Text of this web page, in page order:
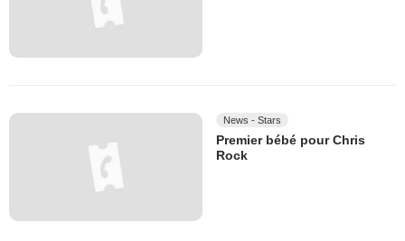
News - Stars
Premier bébé pour Chris
Rock